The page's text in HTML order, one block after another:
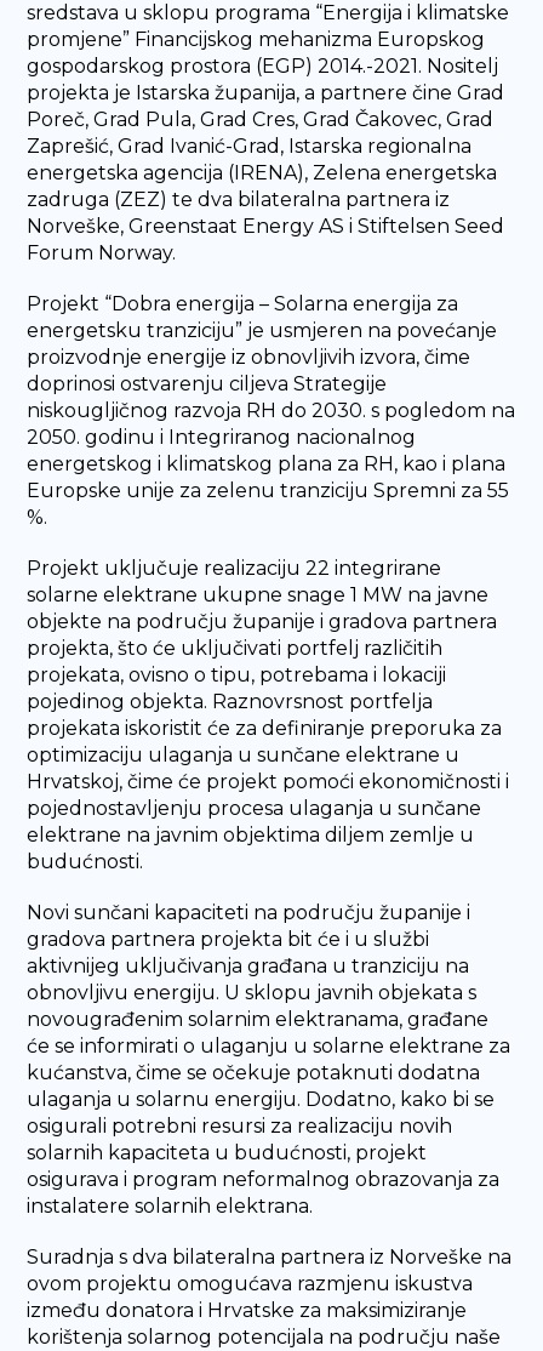
sredstava u sklopu programa “Energija i klimatske
promjene” Financijskog mehanizma Europskog
gospodarskog prostora (EGP) 2014.-2021. Nositelj
projekta je Istarska županija, a partnere čine Grad
Poreč, Grad Pula, Grad Cres, Grad Čakovec, Grad
Zaprešić, Grad Ivanić-Grad, Istarska regionalna
energetska agencija (IRENA), Zelena energetska
zadruga (ZEZ) te dva bilateralna partnera iz
Norveške, Greenstaat Energy AS i Stiftelsen Seed
Forum Norway.
Projekt “Dobra energija – Solarna energija za
energetsku tranziciju” je usmjeren na povećanje
proizvodnje energije iz obnovljivih izvora, čime
doprinosi ostvarenju ciljeva Strategije
niskougljičnog razvoja RH do 2030. s pogledom na
2050. godinu i Integriranog nacionalnog
energetskog i klimatskog plana za RH, kao i plana
Europske unije za zelenu tranziciju Spremni za 55
%.
Projekt uključuje realizaciju 22 integrirane
solarne elektrane ukupne snage 1 MW na javne
objekte na području županije i gradova partnera
projekta, što će uključivati portfelj različitih
projekata, ovisno o tipu, potrebama i lokaciji
pojedinog objekta. Raznovrsnost portfelja
projekata iskoristit će za definiranje preporuka za
optimizaciju ulaganja u sunčane elektrane u
Hrvatskoj, čime će projekt pomoći ekonomičnosti i
pojednostavljenju procesa ulaganja u sunčane
elektrane na javnim objektima diljem zemlje u
budućnosti.
Novi sunčani kapaciteti na području županije i
gradova partnera projekta bit će i u službi
aktivnijeg uključivanja građana u tranziciju na
obnovljivu energiju. U sklopu javnih objekata s
novougrađenim solarnim elektranama, građane
će se informirati o ulaganju u solarne elektrane za
kućanstva, čime se očekuje potaknuti dodatna
ulaganja u solarnu energiju. Dodatno, kako bi se
osigurali potrebni resursi za realizaciju novih
solarnih kapaciteta u budućnosti, projekt
osigurava i program neformalnog obrazovanja za
instalatere solarnih elektrana.
Suradnja s dva bilateralna partnera iz Norveške na
ovom projektu omogućava razmjenu iskustva
između donatora i Hrvatske za maksimiziranje
korištenja solarnog potencijala na području naše